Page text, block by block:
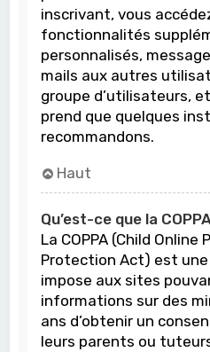
inscrivant, vous
fonctionnalités
personnalisés,
mails aux autres
groupe d’utilisateurs,
prend que quelques
recommandons.
Haut
Qu’est-ce que la
La COPPA (Child Online
Protection Act) est une
impose aux sites
informations sur des
ans d’obtenir un
leurs parents ou